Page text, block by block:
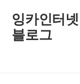
잉카인터
블로그